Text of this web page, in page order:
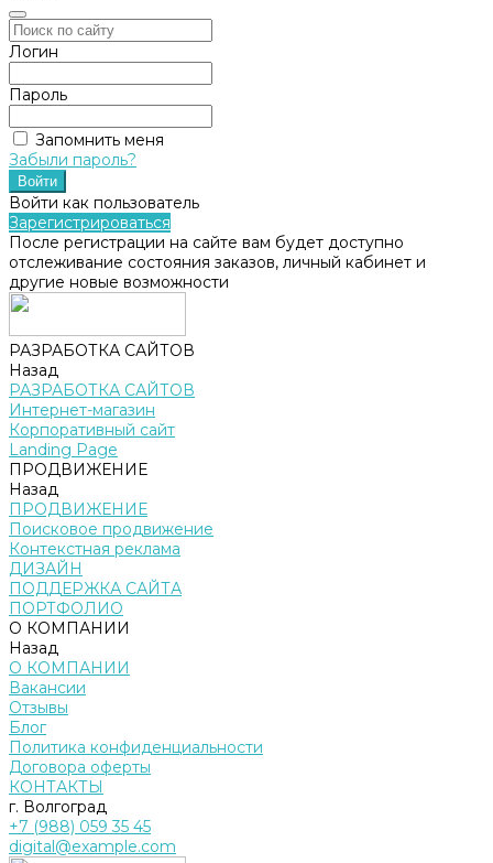
Логин
Пароль
Запомнить меня
Забыли пароль?
Войти как пользователь
Зарегистрироваться
После регистрации на сайте вам будет доступно
отслеживание состояния заказов, личный кабинет и
другие новые возможности
РАЗРАБОТКА САЙТОВ
Назад
РАЗРАБОТКА САЙТОВ
Интернет-магазин
Корпоративный сайт
Landing Page
ПРОДВИЖЕНИЕ
Назад
ПРОДВИЖЕНИЕ
Поисковое продвижение
Контекстная реклама
ДИЗАЙН
ПОДДЕРЖКА САЙТА
ПОРТФОЛИО
О КОМПАНИИ
Назад
О КОМПАНИИ
Вакансии
Отзывы
Блог
Политика конфиденциальности
Договора оферты
КОНТАКТЫ
г. Волгоград
+7 (988) 059 35 45
digital@example.com